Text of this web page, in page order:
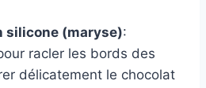
silicone (maryse):
racler les bords des
délicatement le chocolat